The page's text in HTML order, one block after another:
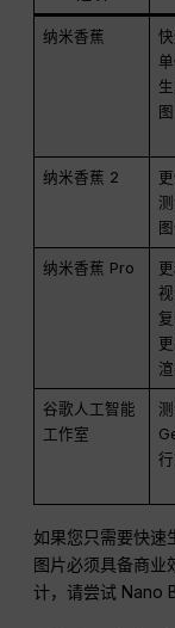
纳米香蕉
图
纳米香蕉 2
纳米香蕉 Pro
谷歌人工智能
工作室
如果您只需要快速
图片必须具备商业
计，请尝试 Nano